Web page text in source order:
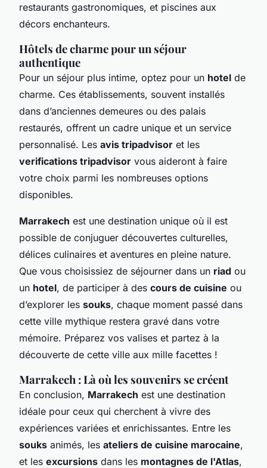
restaurants gastronomiques, et piscines aux
décors enchanteurs.
Hôtels de charme pour un séjour
authentique
Pour un séjour plus intime, optez pour un hotel de
charme. Ces établissements, souvent installés
dans d’anciennes demeures ou des palais
restaurés, offrent un cadre unique et un service
personnalisé. Les avis tripadvisor et les
verifications tripadvisor vous aideront à faire
votre choix parmi les nombreuses options
disponibles.
Marrakech est une destination unique où il est
possible de conjuguer découvertes culturelles,
délices culinaires et aventures en pleine nature.
Que vous choisissiez de séjourner dans un riad ou
un hotel, de participer à des cours de cuisine ou
d’explorer les souks, chaque moment passé dans
cette ville mythique restera gravé dans votre
mémoire. Préparez vos valises et partez à la
découverte de cette ville aux mille facettes !
Marrakech : Là où les souvenirs se créent
En conclusion, Marrakech est une destination
idéale pour ceux qui cherchent à vivre des
expériences variées et enrichissantes. Entre les
souks animés, les ateliers de cuisine marocaine,
et les excursions dans les montagnes de l'Atlas,